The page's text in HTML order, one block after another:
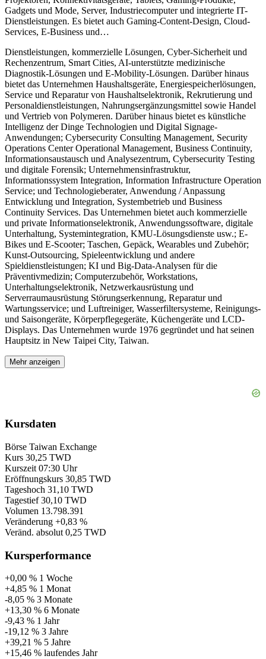
Gadgets und Mode, Server, Industriecomputer und integrierte IT-
Dienstleistungen. Es bietet auch Gaming-Content-Design, Cloud-
Services, E-Business und…
Dienstleistungen, kommerzielle Lösungen, Cyber-Sicherheit und
Rechenzentrum, Smart Cities, AI-unterstützte medizinische
Diagnostik-Lösungen und E-Mobility-Lösungen. Darüber hinaus
bietet das Unternehmen Haushaltsgeräte, Energiespeicherlösungen,
Service und Reparatur von Haushaltselektronik, Rekrutierung und
Personaldienstleistungen, Nahrungsergänzungsmittel sowie Handel
und Vertrieb von Polymeren. Darüber hinaus bietet es künstliche
Intelligenz der Dinge Technologien und Digital Signage-
Anwendungen; Cybersecurity Consulting Management, Security
Operations Center Operational Management, Business Continuity,
Informationsaustausch und Analysezentrum, Cybersecurity Testing
und digitale Forensik; Unternehmensinfrastruktur,
Informationssystem Integration, Information Infrastructure Operation
Service; und Technologieberater, Anwendung / Anpassung
Entwicklung und Integration, Systembetrieb und Business
Continuity Services. Das Unternehmen bietet auch kommerzielle
und private Informationselektronik, Anwendungssoftware, digitale
Unterhaltung, Systemintegration, KMU-Lösungsdienste usw.; E-
Bikes und E-Scooter; Taschen, Gepäck, Wearables und Zubehör;
Kunst-Outsourcing, Spieleentwicklung und andere
Spieldienstleistungen; KI und Big-Data-Analysen für die
Präventivmedizin; Computerzubehör, Workstations,
Unterhaltungselektronik, Netzwerkausrüstung und
Serverraumausrüstung Störungserkennung, Reparatur und
Wartungsservice; und Luftreiniger, Wasserfiltersysteme, Reinigungs-
und Saisongeräte, Körperpflegegeräte, Küchengeräte und LCD-
Displays. Das Unternehmen wurde 1976 gegründet und hat seinen
Hauptsitz in New Taipei City, Taiwan.
Mehr anzeigen
Kursdaten
Börse Taiwan Exchange
Kurs 30,25 TWD
Kurszeit 07:30 Uhr
Eröffnungskurs 30,85 TWD
Tageshoch 31,10 TWD
Tagestief 30,10 TWD
Volumen 13.798.391
Veränderung +0,83 %
Veränd. absolut 0,25 TWD
Kursperformance
+0,00 % 1 Woche
+4,85 % 1 Monat
-8,05 % 3 Monate
+13,30 % 6 Monate
-9,43 % 1 Jahr
-19,12 % 3 Jahre
+39,21 % 5 Jahre
+15,46 % laufendes Jahr